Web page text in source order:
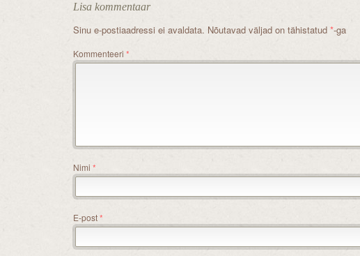
Lisa kommentaar
Sinu e-postiaadressi ei avaldata. Nõutavad väljad on tähistatud *-ga
Kommenteeri *
Nimi *
E-post*